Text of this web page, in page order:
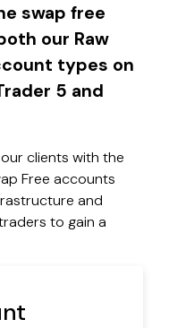
swap free
our Raw
types on
5 and
clients with the
Free accounts
and
to gain a